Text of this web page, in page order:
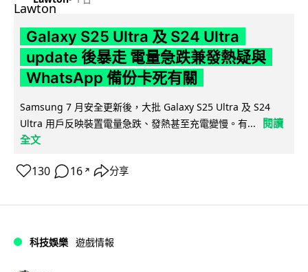
Galaxy S25 Ultra 及 S24 Ultra
update 後暴走 電量急跌兼發熱疑與
WhatsApp 備份卡死有關
Samsung 7 月安全更新後，大批 Galaxy S25 Ultra 及 S24
Ultra 用戶反映裝置電量急跌、發熱甚至充電變慢。有...
閱讀
全文
130 16 ↗ 分享
科技娛樂 遊戲情報